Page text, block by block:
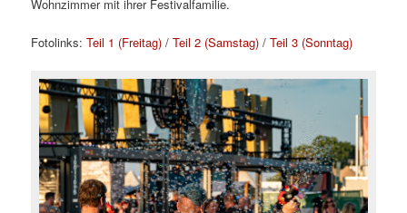
Wohnzimmer mit ihrer Festivalfamilie.
Fotolinks:Teil 1 (Freitag) /Teil 2 (Samstag) /Teil 3 (Sonntag)